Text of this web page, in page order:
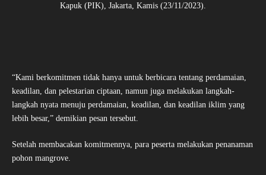
Kapuk (PIK), Jakarta, Kamis (23/11/2023).
“Kami berkomitmen tidak hanya untuk berbicara tentang perdamaian,
keadilan, dan pelestarian ciptaan, namun juga melakukan langkah-
langkah nyata menuju perdamaian, keadilan, dan keadilan iklim yang
lebih besar,” demikian pesan tersebut.
Setelah membacakan komitmennya, para peserta melakukan penanaman
pohon mangrove.